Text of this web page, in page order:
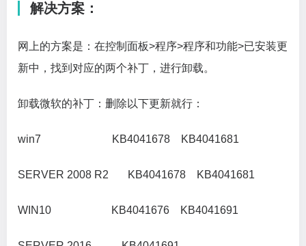
解决方案：
网上的方案是：在控制面板>程序>程序和功能>已安装更
新中，找到对应的两个补丁，进行卸载。
卸载微软的补丁：删除以下更新就行：
win7 KB4041678 KB4041681
SERVER 2008 R2 KB4041678 KB4041681
WIN10 KB4041676 KB4041691